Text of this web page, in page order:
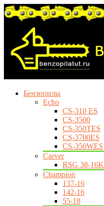
Бензопилы
Echo
CS-310 ES
CS-3500
CS-350TES
CS-3700ES
CS-350WES
Carver
RSG 38-16K
Champion
137-16
142-16
55-18